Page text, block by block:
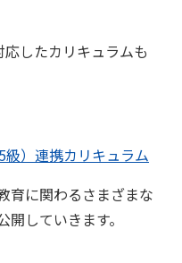
したカリキュラムも
）連携カリキュラム
育に関わるさまざまな
していきます。